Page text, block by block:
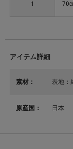
1
アイテム詳細
素材： 表地：
原産国： 日本